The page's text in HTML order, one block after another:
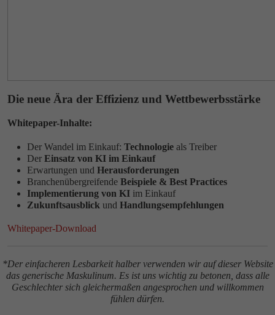
Die neue Ära der Effizienz und Wettbewerbsstärke
Whitepaper-Inhalte:
Der Wandel im Einkauf: Technologie als Treiber
Der Einsatz von KI im Einkauf
Erwartungen und Herausforderungen
Branchenübergreifende Beispiele & Best Practices
Implementierung von KI im Einkauf
Zukunftsausblick und Handlungsempfehlungen
Whitepaper-Download
*Der einfacheren Lesbarkeit halber verwenden wir auf dieser Website
das generische Maskulinum. Es ist uns wichtig zu betonen, dass alle
Geschlechter sich gleichermaßen angesprochen und willkommen
fühlen dürfen.